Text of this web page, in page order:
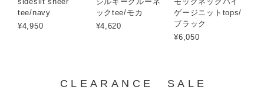
tee/navy
¥4,950
ックtee/モカ
¥4,620
ゲージニットtops/
ブラック
¥6,050
CLEARANCE SALE